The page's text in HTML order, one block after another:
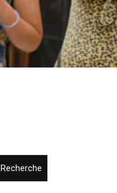
Recherche